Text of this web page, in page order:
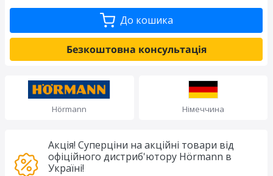
До кошика
Безкоштовна консультація
Hörmann Німеччина
Акція! Суперціни на акційні товари від
офіційного дистриб'ютору Hörmann в
Україні!